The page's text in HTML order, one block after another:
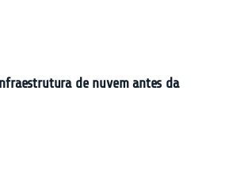
de nuvem antes da